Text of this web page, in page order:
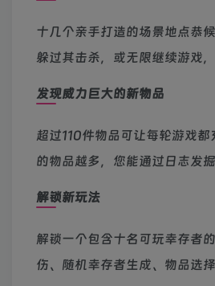
十几个亲手打造的场景地点恭
躲过其击杀，或无限继续游戏
发现威力巨大的新物品
超过110件物品可让每轮游戏
的物品越多，您能通过日志发
解锁新玩法
解锁一个包含十名可玩幸存者
伤、随机幸存者生成、物品选